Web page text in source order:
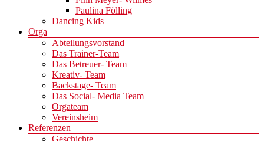
Paulina Fölling
Dancing Kids
Orga
Abteilungsvorstand
Das Trainer-Team
Das Betreuer- Team
Kreativ- Team
Backstage- Team
Das Social- Media Team
Orgateam
Vereinsheim
Referenzen